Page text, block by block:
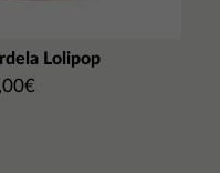
Lolipop
€